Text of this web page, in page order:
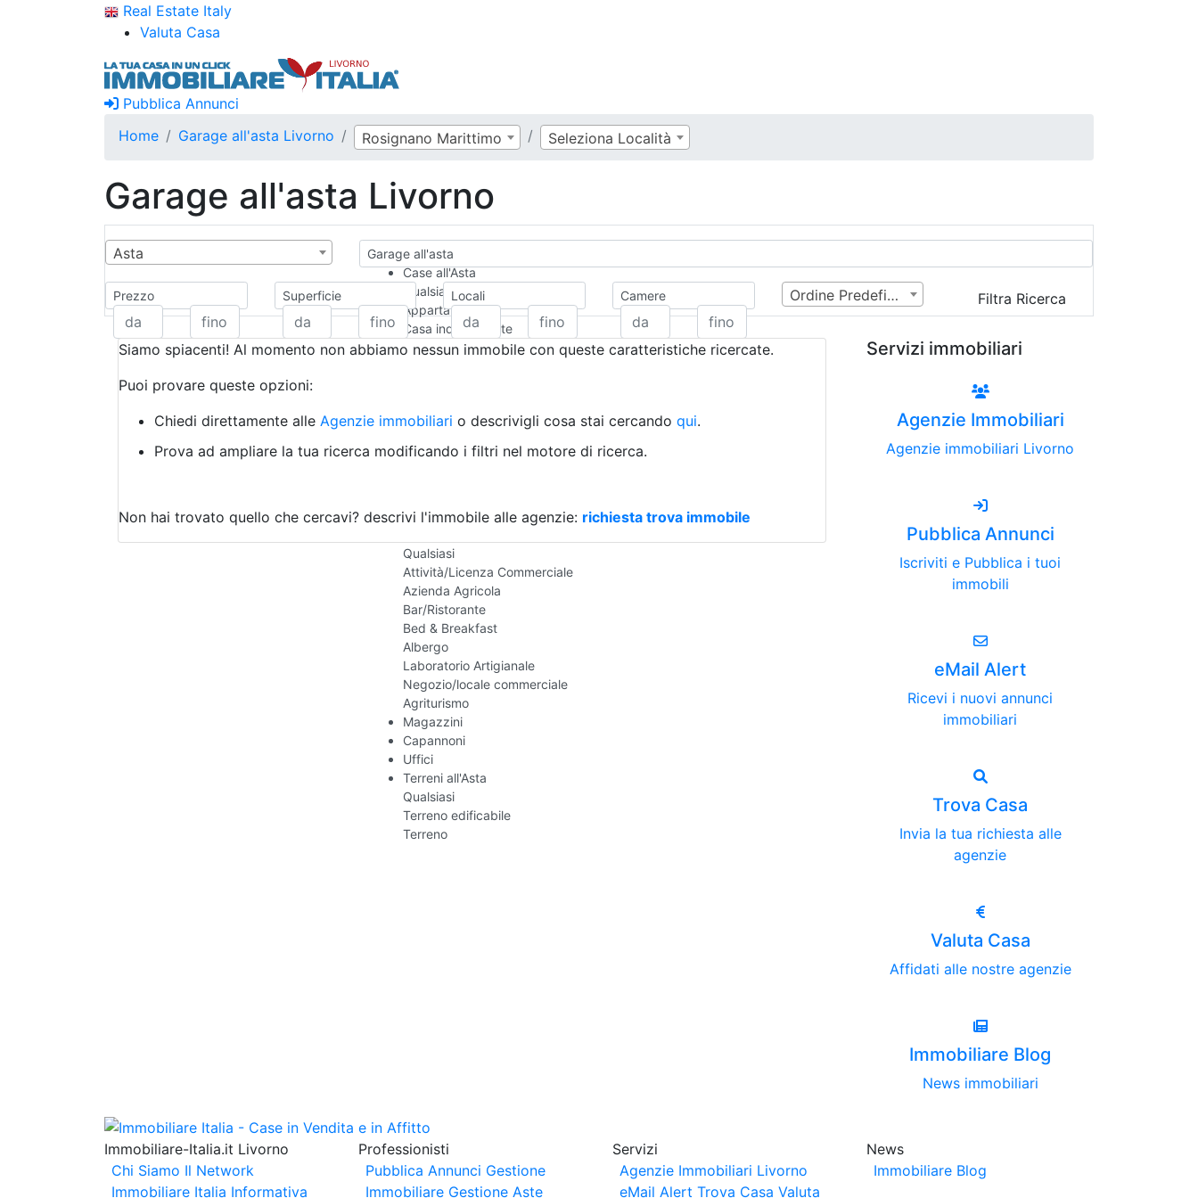
Real Estate Italy
Valuta Casa
Pubblica Annunci
Home
Garage all'asta Livorno Rosignano Marittimo Seleziona Località
Garage all'asta Livorno
Asta
Garage all'asta
Case all'Asta
Qualsiasi
Appartamento
Casa indipendente
Casa Semi-indipendente
Rustico/Casale
Camera d'Albergo
Box/Garage
Qualsiasi
Attività/Licenza Commerciale
Azienda Agricola
Bar/Ristorante
Bed & Breakfast
Albergo
Laboratorio Artigianale
Negozio/locale commerciale
Agriturismo
Magazzini
Capannoni
Uffici
Terreni all'Asta
Qualsiasi
Terreno edificabile
Terreno
Prezzo Superficie Locali Camere Ordine Predefinito Filtra Ricerca
Siamo spiacenti! Al momento non abbiamo nessun immobile con queste caratteristiche ricercate.
Puoi provare queste opzioni:
Chiedi direttamente alle Agenzie immobiliari o descrivigli cosa stai cercando qui.
Prova ad ampliare la tua ricerca modificando i filtri nel motore di ricerca.
Non hai trovato quello che cercavi? descrivi l'immobile alle agenzie: richiesta trova immobile
Servizi immobiliari
Agenzie Immobiliari
Agenzie immobiliari Livorno
Pubblica Annunci
Iscriviti e Pubblica i tuoi
immobili
eMail Alert
Ricevi i nuovi annunci
immobiliari
Trova Casa
Invia la tua richiesta alle
agenzie
Valuta Casa
Affidati alle nostre agenzie
Immobiliare Blog
News immobiliari
Immobiliare-Italia.it Livorno
Chi Siamo Il Network
Immobiliare Italia Informativa
Professionisti
Pubblica Annunci Gestione
Immobiliare Gestione Aste
Servizi
Agenzie Immobiliari Livorno
eMail Alert Trova Casa Valuta
News
Immobiliare Blog